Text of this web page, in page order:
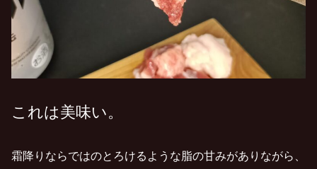
これは美味い。
霜降りならではのとろけるような脂の甘みがありながら、